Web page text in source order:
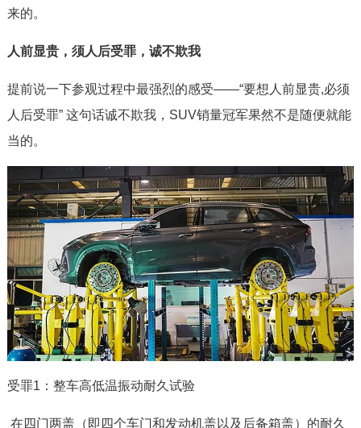
来的。
人前显贵，须人后受罪，诚不欺我
提前说一下参观过程中最强烈的感受——“要想人前显贵,必须
人后受罪” 这句话诚不欺我，SUV销量冠军果然不是随便就能
当的。
受罪1：整车高低温振动耐久试验
在四门两盖（即四个车门和发动机盖以及后备箱盖）的耐久